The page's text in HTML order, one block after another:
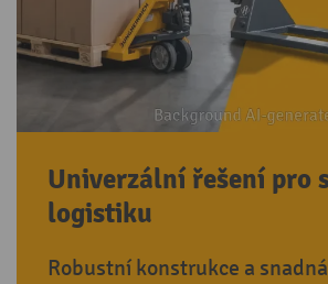
Univerzální řešení pro
logistiku
Robustní konstrukce a